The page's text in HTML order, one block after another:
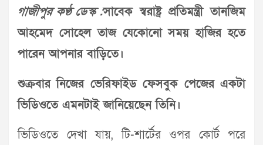
গাজীপুর কণ্ঠ ডেস্ক :সাবেক স্বরাষ্ট্র প্রতিমন্ত্রী তানজিম
আহমেদ সোহেল তাজ যেকোনো সময় হাজির হতে
পারেন আপনার বাড়িতে।
শুক্রবার নিজের ভেরিফাইড ফেসবুক পেজের একটা
ভিডিওতে এমনটাই জানিয়েছেন তিনি।
ভিডিওতে দেখা যায়, টি-শার্টের ওপর কোর্ট পরে